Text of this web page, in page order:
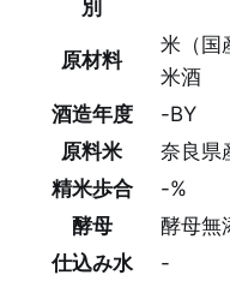
別
原材料
米（国
米酒
酒造年度
-BY
原料米
奈良県
精米歩合
-%
酵母
酵母無
仕込み水
-